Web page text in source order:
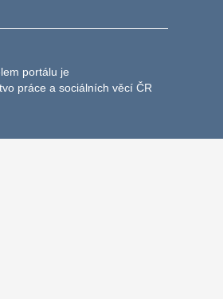
portálu je
práce a sociálních věcí ČR